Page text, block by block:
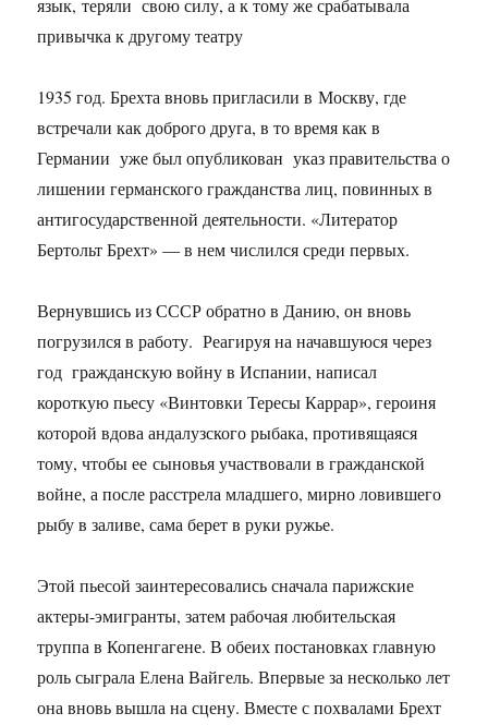
язык, теряли свою силу, а к тому же срабатывала
привычка к другому театру
1935 год. Брехта вновь пригласили в Москву, где
встречали как доброго друга, в то время как в
Германии уже был опубликован указ правительства о
лишении германского гражданства лиц, повинных в
антигосударственной деятельности. «Литератор
Бертольт Брехт» — в нем числился среди первых.
Вернувшись из СССР обратно в Данию, он вновь
погрузился в работу. Реагируя на начавшуюся через
год гражданскую войну в Испании, написал
короткую пьесу «Винтовки Тересы Каррар», героиня
которой вдова андалузского рыбака, противящаяся
тому, чтобы ее сыновья участвовали в гражданской
войне, а после расстрела младшего, мирно ловившего
рыбу в заливе, сама берет в руки ружье.
Этой пьесой заинтересовались сначала парижские
актеры-эмигранты, затем рабочая любительская
труппа в Копенгагене. В обеих постановках главную
роль сыграла Елена Вайгель. Впервые за несколько лет
она вновь вышла на сцену. Вместе с похвалами Брехт